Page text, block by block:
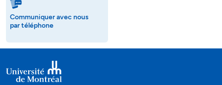
Communiquer avec nous
par téléphone